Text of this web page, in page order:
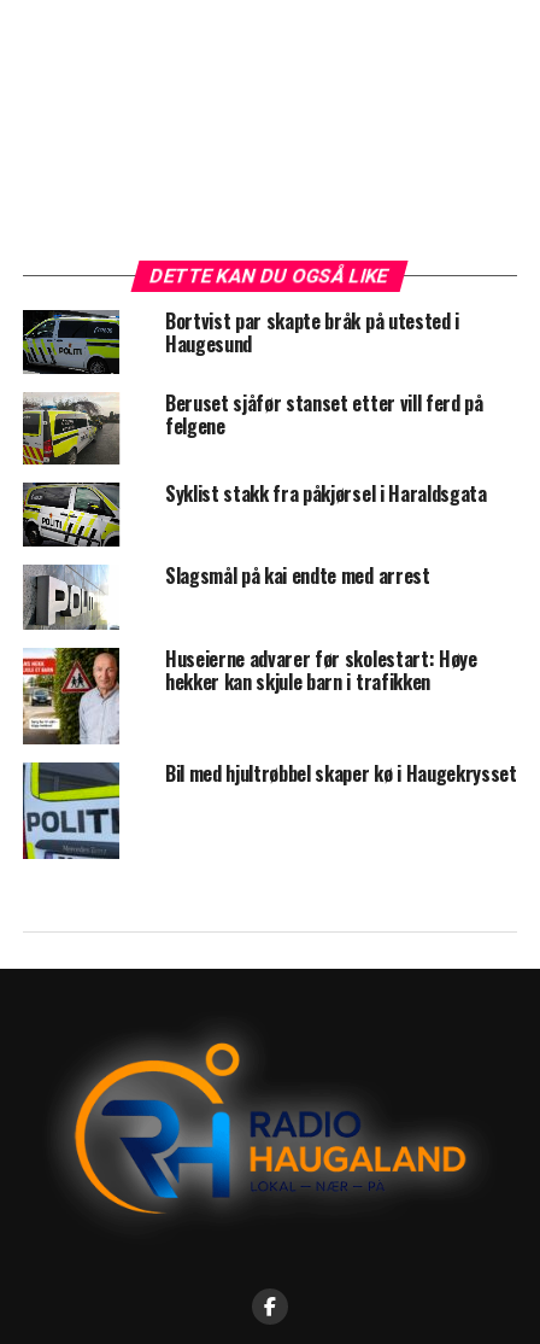
DETTE KAN DU OGSÅ LIKE
Bortvist par skapte bråk på utested i
Haugesund
Beruset sjåfør stanset etter vill ferd på
felgene
Syklist stakk fra påkjørsel i Haraldsgata
Slagsmål på kai endte med arrest
Huseierne advarer før skolestart: Høye
hekker kan skjule barn i trafikken
Bil med hjultrøbbel skaper kø i Haugekrysset